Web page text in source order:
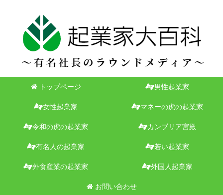
トップページ 男性起業家
女性起業家 マネーの虎の起業家
令和の虎の起業家 カンブリア宮殿
有名人の起業家 若い起業家
外食産業の起業家 外国人起業家
お問い合わせ